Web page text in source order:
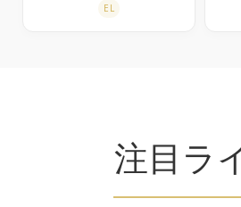
EL
注目ラ